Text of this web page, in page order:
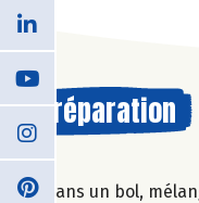
Préparation
Dans un bol,